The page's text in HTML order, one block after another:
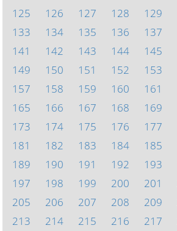
125
126 127 128 129
133
134 135 136 137
141
142 143 144 145
149
150 151 152 153
157
158 159 160 161
165
166 167 168 169
173
174 175 176 177
181
182 183 184 185
189
190 191 192 193
197
198 199 200 201
205
206 207 208 209
213
214 215 216 217